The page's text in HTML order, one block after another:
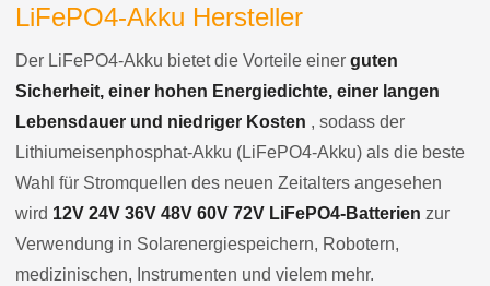
LiFePO4-Akku Hersteller
Der LiFePO4-Akku bietet die Vorteile einer guten
Sicherheit, einer hohen Energiedichte, einer langen
Lebensdauer und niedriger Kosten , sodass der
Lithiumeisenphosphat-Akku (LiFePO4-Akku) als die beste
Wahl für Stromquellen des neuen Zeitalters angesehen
wird 12V 24V 36V 48V 60V 72V LiFePO4-Batterien zur
Verwendung in Solarenergiespeichern, Robotern,
medizinischen, Instrumenten und vielem mehr.